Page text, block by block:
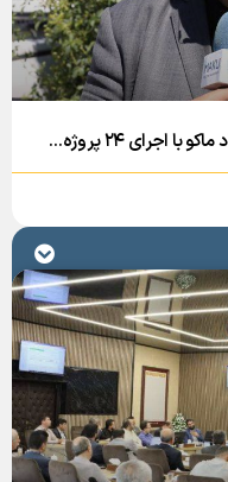
شتاب توسعه زیرساخت‌ها در منطقه آزاد ماکو با اجرای ۲۴ پروژه عمرانی